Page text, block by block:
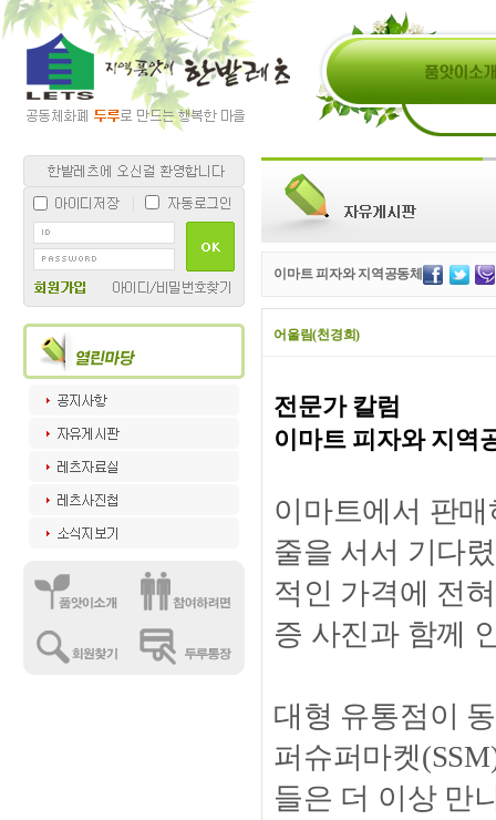
이마트 피자와 지역공동체
어울림(천경희)
전문가 칼럼
이마트 피자와 지역
이마트에서 판
줄을 서서 기다
적인 가격에 전
증 사진과 함께
대형 유통점이
퍼슈퍼마켓
들은 더 이상 만